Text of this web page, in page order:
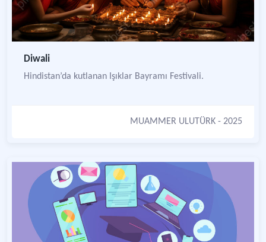
Diwali
Hindistan’da kutlanan Işıklar Bayramı Festivali.
MUAMMER ULUTÜRK - 2025